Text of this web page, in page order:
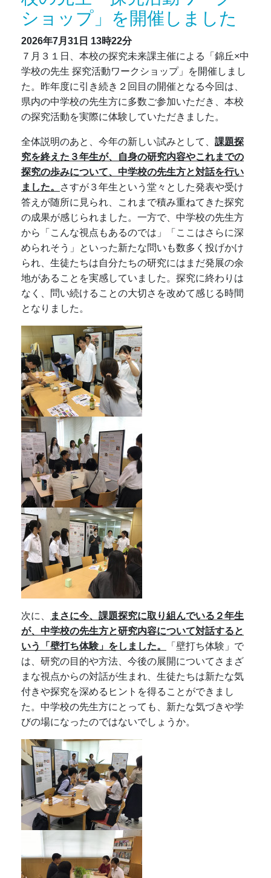
ショップ」を開催しました
2026年7月31日 13時22分
７月３１日、本校の探究未来課主催による「錦丘×中
学校の先生 探究活動ワークショップ」を開催しまし
た。昨年度に引き続き２回目の開催となる今回は、
県内の中学校の先生方に多数ご参加いただき、本校
の探究活動を実際に体験していただきました。
全体説明のあと、今年の新しい試みとして、 課題探
究を終えた３年生が、自身の研究内容やこれまでの
探究の歩みについて、中学校の先生方と対話を行い
ました。
さすが３年生という堂々とした発表や受け
答えが随所に見られ、これまで積み重ねてきた探究
の成果が感じられました。 一方で、中学校の先生方
から「こんな視点もあるのでは」「ここはさらに深
められそう」といった新たな問いも数多く投げかけ
られ、生徒たちは自分たちの研究にはまだ発展の余
地があることを実感していました。探究に終わりは
なく、問い続けることの大切さを改めて感じる時間
となりました。
次に、
まさに今、課題探究に取り組んでいる２年生
が、中学校の先生方と研究内容について対話すると
いう「壁打ち体験」をしました。
「壁打ち体験」で
は、研究の目的や方法、今後の展開についてさまざ
まな視点からの対話が生まれ、生徒たちは新たな気
付きや探究を深めるヒントを得ることができまし
た。中学校の先生方にとっても、新たな気づきや学
びの場になったのではないでしょうか。